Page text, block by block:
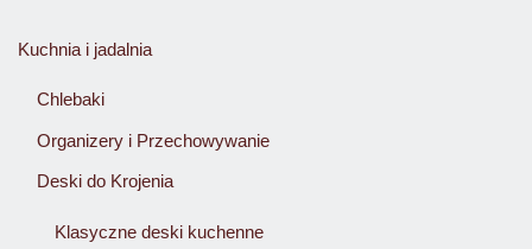
stronie
Kuchnia i jadalnia
Chlebaki
Organizery i Przechowywanie
Deski do Krojenia
Klasyczne deski kuchenne